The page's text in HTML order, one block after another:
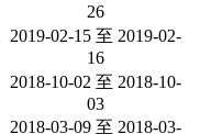
26
2019-02-15 至 2019-02-
16
2018-10-02 至 2018-10-
03
2018-03-09 至 2018-03-